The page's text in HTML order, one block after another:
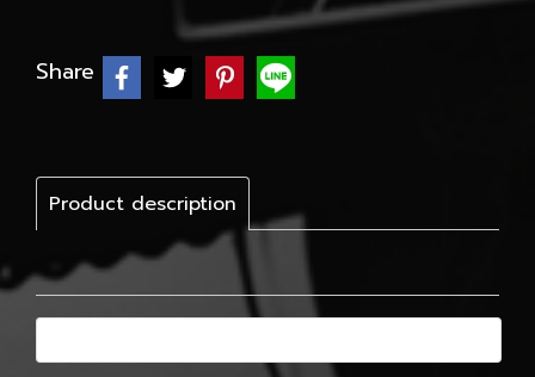
Share
Product description